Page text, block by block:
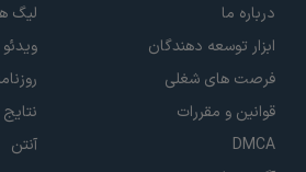
درباره ما
ابزار توسعه دهندگان
فرصت های شغلی
قوانین و مقررات
DMCA
لیگ
ویدئو
آنتن